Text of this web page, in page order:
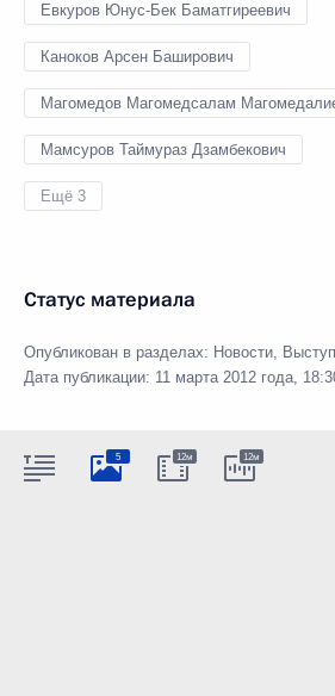
Евкуров Юнус-Бек Баматгиреевич
Каноков Арсен Баширович
Магомедов Магомедсалам
Мамсуров Таймураз Дзамбекович
Ещё 3
Статус материала
Опубликован в разделах: Новости,
Дата публикации: 11 марта 2012 года,
5 12м 12м